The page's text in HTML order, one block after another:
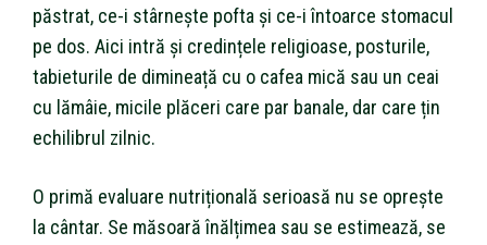
păstrat, ce-i stârnește pofta și ce-i întoarce stomacul
pe dos. Aici intră și credințele religioase, posturile,
tabieturile de dimineață cu o cafea mică sau un ceai
cu lămâie, micile plăceri care par banale, dar care țin
echilibrul zilnic.
O primă evaluare nutrițională serioasă nu se oprește
la cântar. Se măsoară înălțimea sau se estimează, se